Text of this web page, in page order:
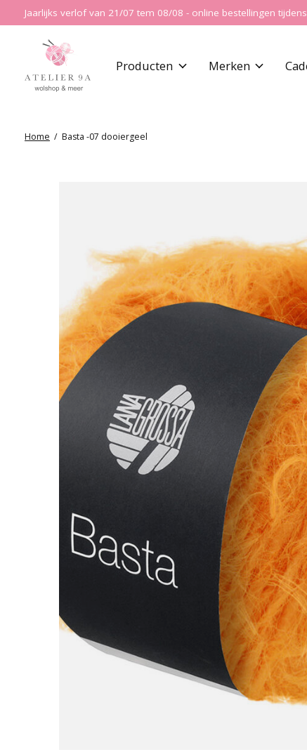
Jaarlijks verlof van 21/07 tem 08/08 - online bestellingen
Producten Merken
Home / Basta -07 dooiergeel